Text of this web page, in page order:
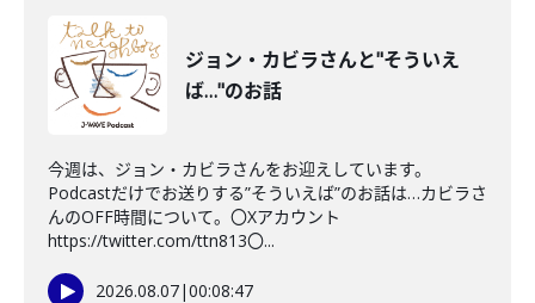
ジョン・カビラさんと"そういえ
ば…"のお話
今週は、ジョン・カビラさんをお迎えしています。
Podcastだけでお送りする”そういえば”のお話は…カビラさ
んのOFF時間について。〇Xアカウント
https://twitter.com/ttn813〇...
2026.08.07|00:08:47